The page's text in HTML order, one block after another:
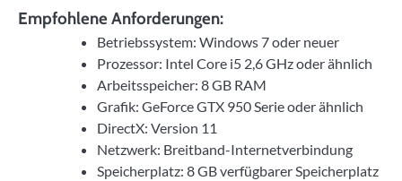
Empfohlene Anforderungen:
Betriebssystem: Windows 7 oder neuer
Prozessor: Intel Core i5 2,6 GHz oder ähnlich
Arbeitsspeicher: 8 GB RAM
Grafik: GeForce GTX 950 Serie oder ähnlich
DirectX: Version 11
Netzwerk: Breitband-Internetverbindung
Speicherplatz: 8 GB verfügbarer Speicherplatz